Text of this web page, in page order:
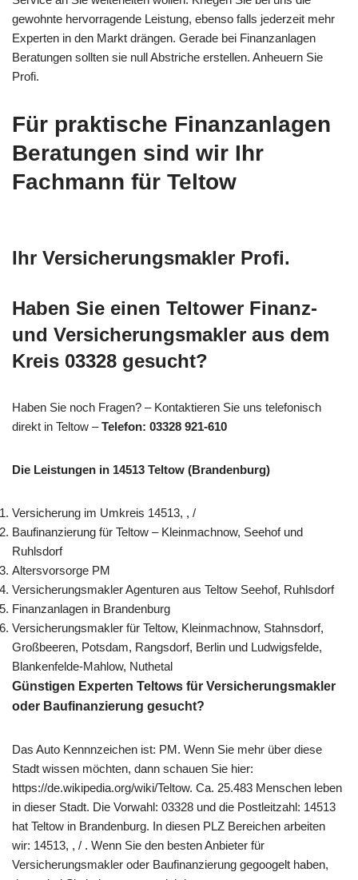
gewohnte hervorragende Leistung, ebenso falls jederzeit mehr
Experten in den Markt drängen. Gerade bei Finanzanlagen
Beratungen sollten sie null Abstriche erstellen. Anheuern Sie
Profi.
Für praktische Finanzanlagen
Beratungen sind wir Ihr
Fachmann für Teltow
Ihr Versicherungsmakler Profi.
Haben Sie einen Teltower Finanz-
und Versicherungsmakler aus dem
Kreis 03328 gesucht?
Haben Sie noch Fragen? – Kontaktieren Sie uns telefonisch
direkt in Teltow –Telefon: 03328 921-610
Die Leistungen in 14513 Teltow (Brandenburg)
Versicherung im Umkreis 14513, , /
Baufinanzierung für Teltow – Kleinmachnow, Seehof und
Ruhlsdorf
Altersvorsorge PM
Versicherungsmakler Agenturen aus Teltow Seehof, Ruhlsdorf
Finanzanlagen in Brandenburg
Versicherungsmakler für Teltow, Kleinmachnow, Stahnsdorf,
Großbeeren, Potsdam, Rangsdorf, Berlin und Ludwigsfelde,
Blankenfelde-Mahlow, Nuthetal
Günstigen Experten Teltows für Versicherungsmakler
oder Baufinanzierung gesucht?
Das Auto Kennnzeichen ist: PM. Wenn Sie mehr über diese
Stadt wissen möchten, dann schauen Sie hier:
https://de.wikipedia.org/wiki/Teltow. Ca. 25.483 Menschen leben
in dieser Stadt. Die Vorwahl: 03328 und die Postleitzahl: 14513
hat Teltow in Brandenburg. In diesen PLZ Bereichen arbeiten
wir: 14513, , / . Wenn Sie den besten Anbieter für
Versicherungsmakler oder Baufinanzierung gegoogelt haben,